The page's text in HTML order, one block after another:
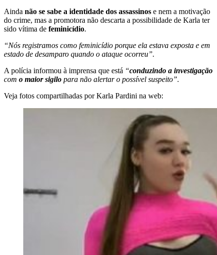
Ainda não se sabe a identidade dos assassinos e nem a motivação
do crime, mas a promotora não descarta a possibilidade de Karla ter
sido vítima de feminicídio.
“Nós registramos como feminicídio porque ela estava exposta e em
estado de desamparo quando o ataque ocorreu”.
A polícia informou à imprensa que está “conduzindo a investigação
com o maior sigilo para não alertar o possível suspeito”.
Veja fotos compartilhadas por Karla Pardini na web: